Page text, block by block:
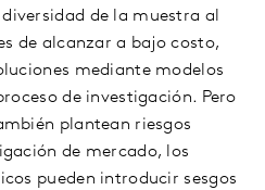
de la muestra al
de alcanzar a bajo costo,
mediante modelos
de investigación. Pero
plantean riesgos
de mercado, los
pueden introducir sesgos